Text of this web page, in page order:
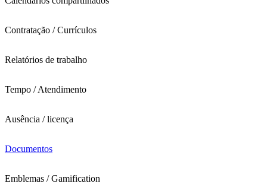
Contratação / Currículos
Relatórios de trabalho
Tempo / Atendimento
Ausência / licença
Documentos
Emblemas / Gamification